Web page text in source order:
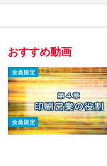
おすすめ動画